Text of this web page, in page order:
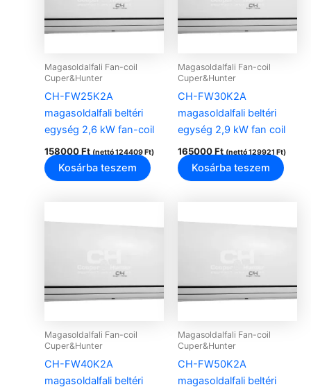
Magasoldalfali Fan-coil
Cuper&Hunter
CH-FW25K2A
magasoldalfali beltéri
egység 2,6 kW fan-coil
158000Ft (nettó124409Ft)
Kosárba teszem
Magasoldalfali Fan-coil
Cuper&Hunter
CH-FW30K2A
magasoldalfali beltéri
egység 2,9 kW fan coil
165000Ft (nettó129921 Ft)
Kosárba teszem
Magasoldalfali Fan-coil
Cuper&Hunter
CH-FW40K2A
magasoldalfali beltéri
Magasoldalfali Fan-coil
Cuper&Hunter
CH-FW50K2A
magasoldalfali beltéri